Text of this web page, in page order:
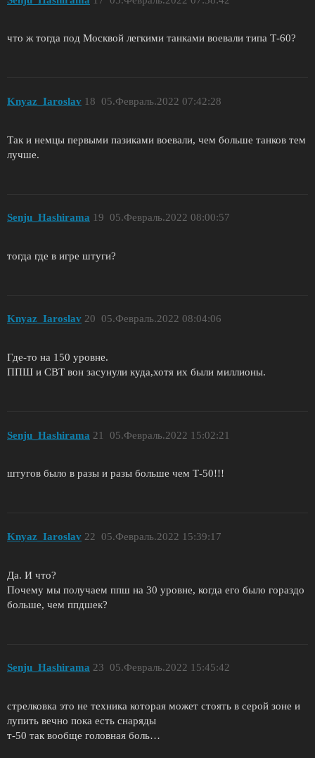
что ж тогда под Москвой легкими танками воевали типа Т-60?
Knyaz_Iaroslav 05.Февраль.2022 07:42:28
18
Так и немцы первыми пазиками воевали, чем больше танков тем
лучше.
Senju_Hashirama 05.Февраль.2022 08:00:57
19
тогда где в игре штуги?
Knyaz_Iaroslav 05.Февраль.2022 08:04:06
20
Где-то на 150 уровне.
ППШ и СВТ вон засунули куда,хотя их были миллионы.
Senju_Hashirama 05.Февраль.2022 15:02:21
21
штугов было в разы и разы больше чем Т-50!!!
Knyaz_Iaroslav 05.Февраль.2022 15:39:17
22
Да. И что?
Почему мы получаем ппш на 30 уровне, когда его было гораздо
больше, чем ппдшек?
Senju_Hashirama 05.Февраль.2022 15:45:42
23
стрелковка это не техника которая может стоять в серой зоне и
лупить вечно пока есть снаряды
т-50 так вообще головная боль…